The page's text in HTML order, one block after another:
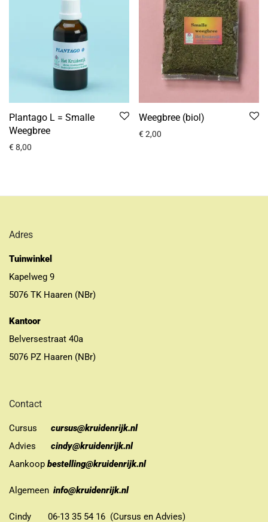
Plantago L = Smalle
Weegbree
€8,00
Weegbree (biol)
€2,00
Adres
Tuinwinkel
Kapelweg 9
5076 TK Haaren (NBr)
Kantoor
Belversestraat 40a
5076 PZ Haaren (NBr)
Contact
Cursus
cursus@kruidenrijk.nl
Advies
cindy@kruidenrijk.nl
Aankoop bestelling@kruidenrijk.nl
Algemeen info@kruidenrijk.nl
Cindy 06-13 35 54 16 (Cursus en Advies)